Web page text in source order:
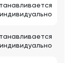
индивидуально
индивидуально